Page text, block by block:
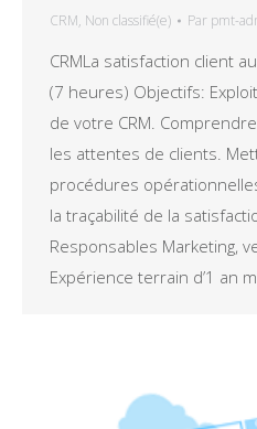
CRM, Non classifié(e) Par pmt-
CRMLa satisfaction client
(7 heures) Objectifs:
de votre CRM.
les attentes de clients.
procédures
la traçabilité de la
Responsables Marketing,
Expérience terrain d’1 an